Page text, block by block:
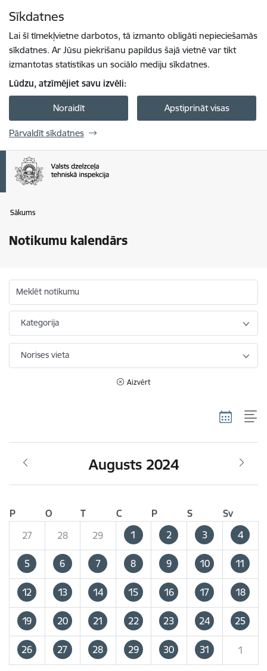
Sīkdatnes
Lai šī tīmekļvietne darbotos, tā izmanto obligāti nepieciešamās
sīkdatnes. Ar Jūsu piekrišanu papildus šajā vietnē var tikt
izmantotas statistikas un sociālo mediju sīkdatnes.
Lūdzu, atzīmējiet savu izvēli:
Noraidīt Apstiprināt visas
Pārvaldīt sīkdatnes
Sākums
Notikumu kalendārs
Meklēt notikumu
Kategorija
Norises vieta
Aizvērt
Augusts 2024
P O T C P S
Sv
27
28 29 1 2 3 4
5 6 7 8 9 10 11
12 13 14 15 16 17 18
19 20 21 22 23 24 25
26 27 28 29 30 31 1